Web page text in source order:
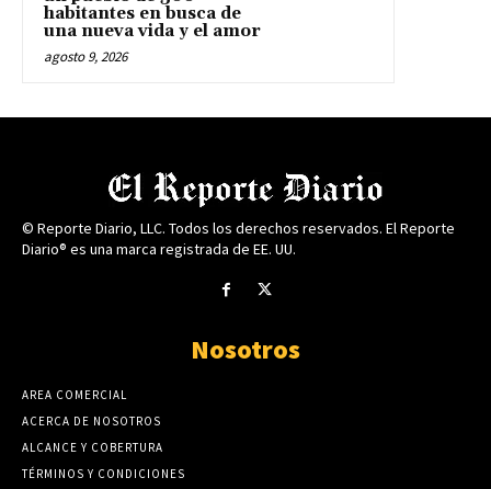
habitantes en busca de
una nueva vida y el amor
agosto 9, 2026
© Reporte Diario, LLC. Todos los derechos reservados. El Reporte
Diario® es una marca registrada de EE. UU.
Nosotros
AREA COMERCIAL
ACERCA DE NOSOTROS
ALCANCE Y COBERTURA
TÉRMINOS Y CONDICIONES